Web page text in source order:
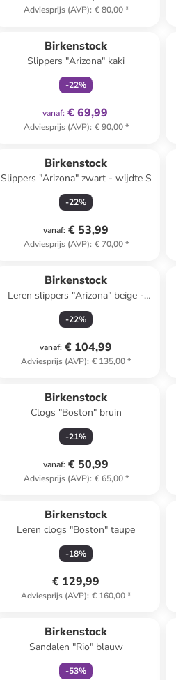
Adviesprijs (AVP): € 80,00*
Birkenstock
Slippers "Arizona" kaki
-22%
vanaf: € 69,99
Adviesprijs (AVP): € 90,00*
Birkenstock
Slippers "Arizona" zwart - wijdte S
-22%
vanaf: € 53,99
Adviesprijs (AVP): € 70,00*
Birkenstock
Leren slippers "Arizona" beige -
wijdte N
-22%
vanaf: € 104,99
Adviesprijs (AVP): € 135,00*
Birkenstock
Clogs "Boston" bruin
-21%
vanaf: € 50,99
Adviesprijs (AVP): € 65,00*
Birkenstock
Leren clogs "Boston" taupe
-18%
€ 129,99
Adviesprijs (AVP): € 160,00*
Birkenstock
Sandalen "Rio" blauw
-53%